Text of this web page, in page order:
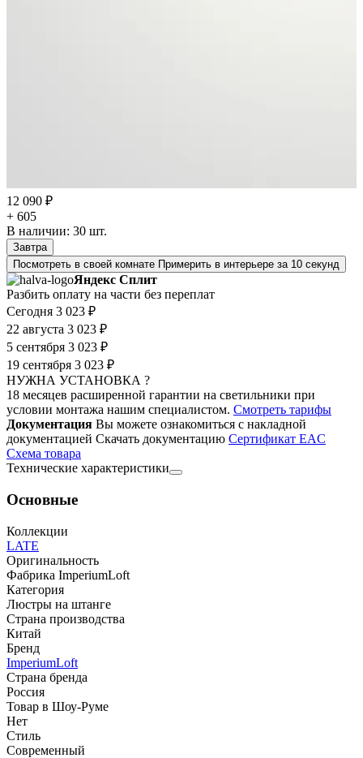
12 090 ₽
+ 605
В наличии: 30 шт.
Завтра
Посмотреть в своей комнате Примерить в интерьере за 10 секунд
Яндекс Сплит
Разбить оплату на части без переплат
Сегодня 3 023 ₽
22 августа 3 023 ₽
5 сентября 3 023 ₽
19 сентября 3 023 ₽
НУЖНА УСТАНОВКА ?
18 месяцев расширенной гарантии на светильники при
условии монтажа нашим специалистом. Смотреть тарифы
Документация Вы можете ознакомиться с накладной
документацией Скачать документацию Cертификат EAC
Cхема товара
Технические характеристики
Основные
Коллекции
LATE
Оригинальность
Фабрика ImperiumLoft
Категория
Люстры на штанге
Страна производства
Китай
Бренд
ImperiumLoft
Страна бренда
Россия
Товар в Шоу-Руме
Нет
Стиль
Современный